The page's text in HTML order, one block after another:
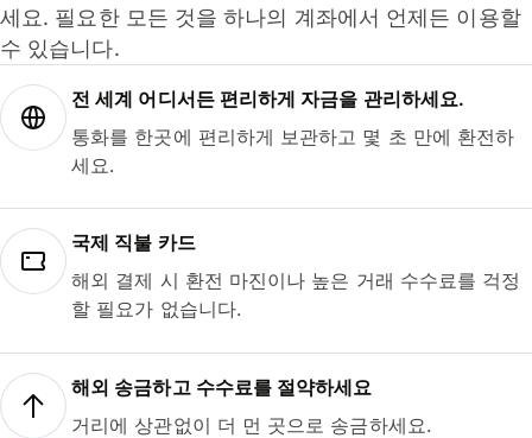
세요. 필요한 모든 것을 하나의 계좌에서 언제든 이용할
수 있습니다.
전 세계 어디서든 편리하게 자금을 관리하세요.
통화를 한곳에 편리하게 보관하고 몇 초 만에 환전하
세요.
국제 직불 카드
해외 결제 시 환전 마진이나 높은 거래 수수료를 걱정
할 필요가 없습니다.
해외 송금하고 수수료를 절약하세요
거리에 상관없이 더 먼 곳으로 송금하세요.